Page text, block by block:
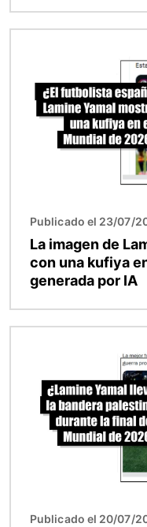
Publicado el 23/07/
La imagen de
con una kufiya
generada por IA
Publicado el 20/07/